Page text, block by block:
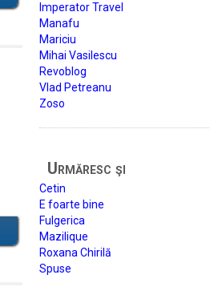
Imperator Travel
Manafu
Mariciu
Mihai Vasilescu
Revoblog
Vlad Petreanu
Zoso
Urmăresc şi
Cetin
E foarte bine
Fulgerica
Mazilique
Roxana Chirilă
Spuse